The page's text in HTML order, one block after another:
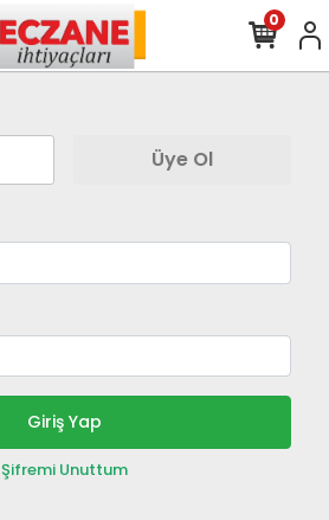
0
Üye Ol
Giriş Yap
Şifremi Unuttum